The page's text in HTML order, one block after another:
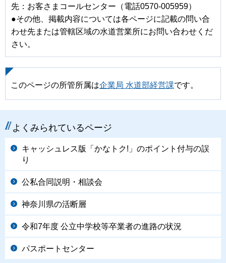
先：お客さまコールセンター（電話0570-005959）
●その他、掲載内容については各ページに記載の問い合
わせ先または管轄区域の水道営業所にお問い合わせくだ
さい。
このページの所管所属は企業局 水道部経営課です。
よくみられているページ
キャッシュレス版「かなトク!」のポイント付与の誤
り
公私合同説明・相談会
神奈川県の活断層
令和7年度 公立中学校等卒業者の進路の状況
パスポートセンター